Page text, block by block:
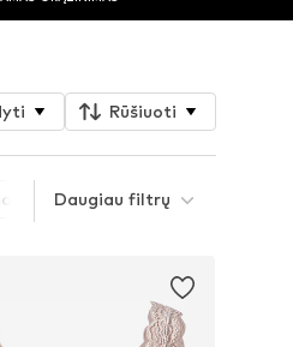
Rūšiuoti
Kiti dydžiai
Daugiau filtrų